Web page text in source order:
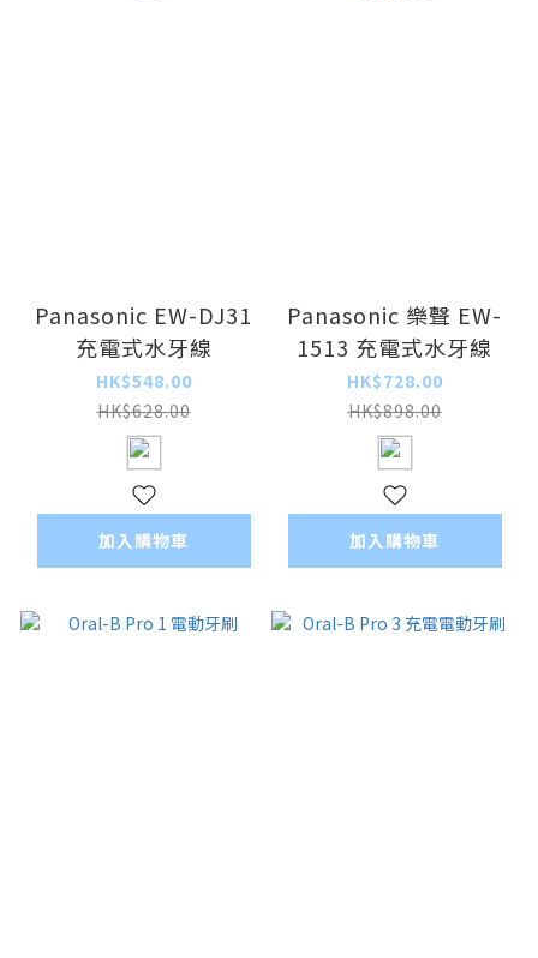
Panasonic EW-DJ31
充電式水牙線
HK$548.00
HK$628.00
加入購物車
Panasonic 樂聲 EW-
1513 充電式水牙線
HK$728.00
HK$898.00
加入購物車